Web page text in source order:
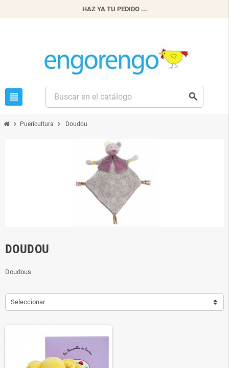
HAZ YA TU PEDIDO ...
view_headline search
chevron_right Puericultura chevron_right Doudou
DOUDOU
Doudous
Seleccionar